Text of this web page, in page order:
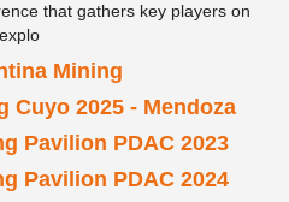
that gathers key players on
explo
Mining
Cuyo 2025 - Mendoza
Pavilion PDAC 2023
Pavilion PDAC 2024